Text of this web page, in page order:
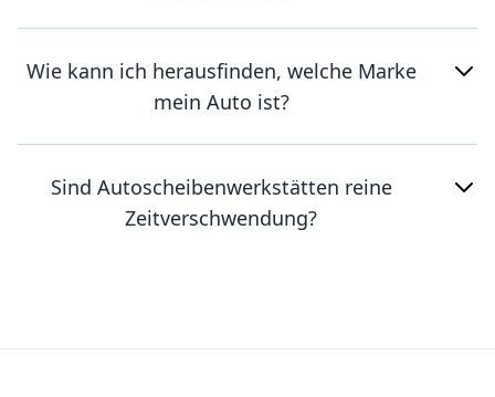
Wie kann ich herausfinden, welche Marke
mein Auto ist?
Sind Autoscheibenwerkstätten reine
Zeitverschwendung?